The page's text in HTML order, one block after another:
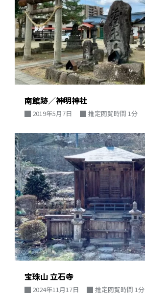
南館跡／神明神社
2019年5月7日 推定閲覧時間 1分
宝珠山 立石寺
2024年11月17日 推定閲覧時間 1分